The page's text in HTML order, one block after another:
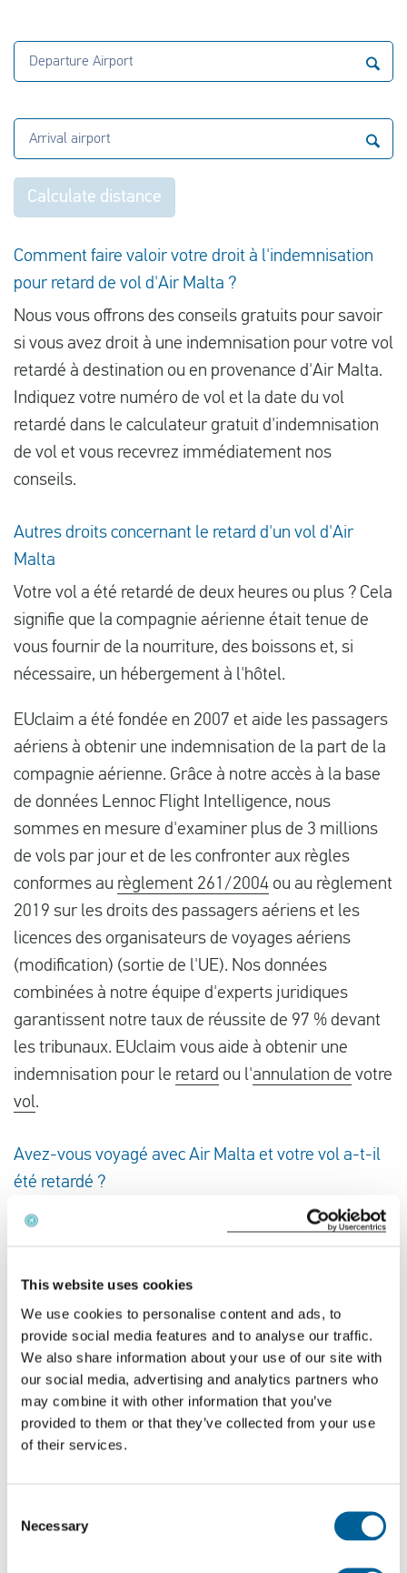
This website uses cookies
We use cookies to personalise content and ads, to
provide social media features and to analyse our traffic.
We also share information about your use of our site with
our social media, advertising and analytics partners who
may combine it with other information that you’ve
provided to them or that they’ve collected from your use
of their services.
Selection
Necessary
Departure Airport
Arrival airport
Calculate distance
Comment faire valoir votre droit à l'indemnisation
pour retard de vol d'Air Malta ?
Nous vous offrons des conseils gratuits pour savoir
si vous avez droit à une indemnisation pour votre vol
retardé à destination ou en provenance d'Air Malta.
Indiquez votre numéro de vol et la date du vol
retardé dans le calculateur gratuit d'indemnisation
de vol et vous recevrez immédiatement nos
conseils.
Autres droits concernant le retard d'un vol d'Air
Malta
Votre vol a été retardé de deux heures ou plus ? Cela
signifie que la compagnie aérienne était tenue de
vous fournir de la nourriture, des boissons et, si
nécessaire, un hébergement à l'hôtel.
EUclaim a été fondée en 2007 et aide les passagers
aériens à obtenir une indemnisation de la part de la
compagnie aérienne. Grâce à notre accès à la base
de données Lennoc Flight Intelligence, nous
sommes en mesure d'examiner plus de 3 millions
de vols par jour et de les confronter aux règles
conformes au règlement 261/2004 ou au règlement
2019 sur les droits des passagers aériens et les
licences des organisateurs de voyages aériens
(modification) (sortie de l'UE). Nos données
combinées à notre équipe d'experts juridiques
garantissent notre taux de réussite de 97 % devant
les tribunaux. EUclaim vous aide à obtenir une
indemnisation pour le retard ou l'annulation de votre
vol.
Avez-vous voyagé avec Air Malta et votre vol a-t-il
été retardé ?
Vous avez pris un vol retardé d'Air Malta. Vérifiez ci-
Demandez votre indemnisation
Il est possible de faire une demande
d'indemnisation auprès d'EUclaim à partir d'une
sélection de pays et de compagnies aériennes.
pas traiter votre demande dans tous les pays. Si